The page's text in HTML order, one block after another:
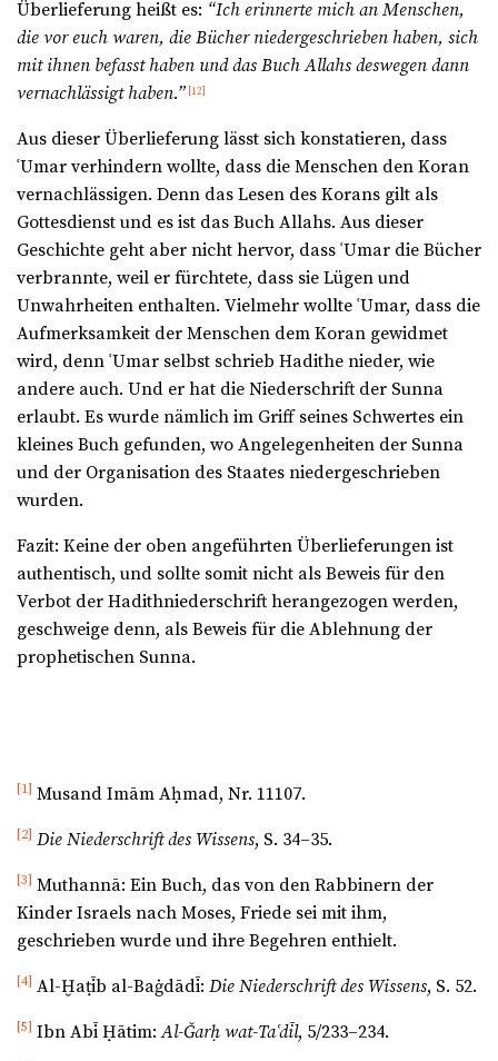
Überlieferung heißt es: “Ich erinnerte mich an Menschen,
die vor euch waren, die Bücher niedergeschrieben haben, sich
mit ihnen befasst haben und das Buch Allahs deswegen dann
vernachlässigt haben.” [12]
Aus dieser Überlieferung lässt sich konstatieren, dass
ʿUmar verhindern wollte, dass die Menschen den Koran
vernachlässigen. Denn das Lesen des Korans gilt als
Gottesdienst und es ist das Buch Allahs. Aus dieser
Geschichte geht aber nicht hervor, dass ʿUmar die Bücher
verbrannte, weil er fürchtete, dass sie Lügen und
Unwahrheiten enthalten. Vielmehr wollte ʿUmar, dass die
Aufmerksamkeit der Menschen dem Koran gewidmet
wird, denn ʿUmar selbst schrieb Hadithe nieder, wie
andere auch. Und er hat die Niederschrift der Sunna
erlaubt. Es wurde nämlich im Griff seines Schwertes ein
kleines Buch gefunden, wo Angelegenheiten der Sunna
und der Organisation des Staates niedergeschrieben
wurden.
Fazit: Keine der oben angeführten Überlieferungen ist
authentisch, und sollte somit nicht als Beweis für den
Verbot der Hadithniederschrift herangezogen werden,
geschweige denn, als Beweis für die Ablehnung der
prophetischen Sunna.
[1] Musand Imām Aḥmad, Nr. 11107.
[2] Die Niederschrift des Wissens, S. 34–35.
[3] Muthannā: Ein Buch, das von den Rabbinern der
Kinder Israels nach Moses, Friede sei mit ihm,
geschrieben wurde und ihre Begehren enthielt.
[4] Al-Ḫaṭīb al-Baġdādī: Die Niederschrift des Wissens, S. 52.
[5] Ibn Abī Ḥātim:Al-Ǧarḥ wat-Taʿdīl, 5/233–234.